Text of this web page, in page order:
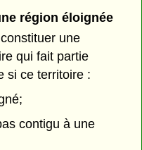
région éloignée
une
qui fait partie
si ce territoire :
contigu à une